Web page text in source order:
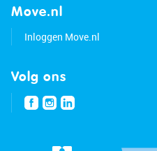
Move.nl
Inloggen Move.nl
Volg ons